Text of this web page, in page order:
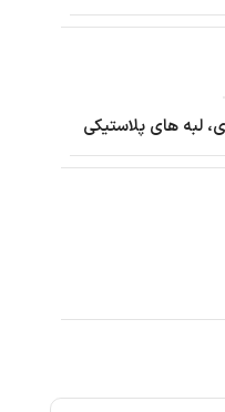
لبه های پلاستیکی